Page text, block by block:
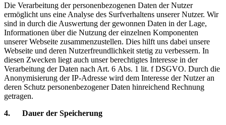
Die Verarbeitung der personenbezogenen Daten der Nutzer
ermöglicht uns eine Analyse des Surfverhaltens unserer Nutzer. Wir
sind in durch die Auswertung der gewonnen Daten in der Lage,
Informationen über die Nutzung der einzelnen Komponenten
unserer Webseite zusammenzustellen. Dies hilft uns dabei unsere
Webseite und deren Nutzerfreundlichkeit stetig zu verbessern. In
diesen Zwecken liegt auch unser berechtigtes Interesse in der
Verarbeitung der Daten nach Art. 6 Abs. 1 lit. f DSGVO. Durch die
Anonymisierung der IP-Adresse wird dem Interesse der Nutzer an
deren Schutz personenbezogener Daten hinreichend Rechnung
getragen.
4. Dauer der Speicherung